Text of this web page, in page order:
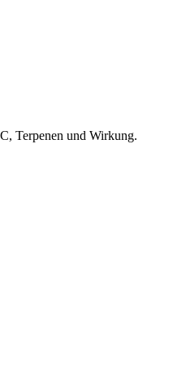
Terpenen und Wirkung.